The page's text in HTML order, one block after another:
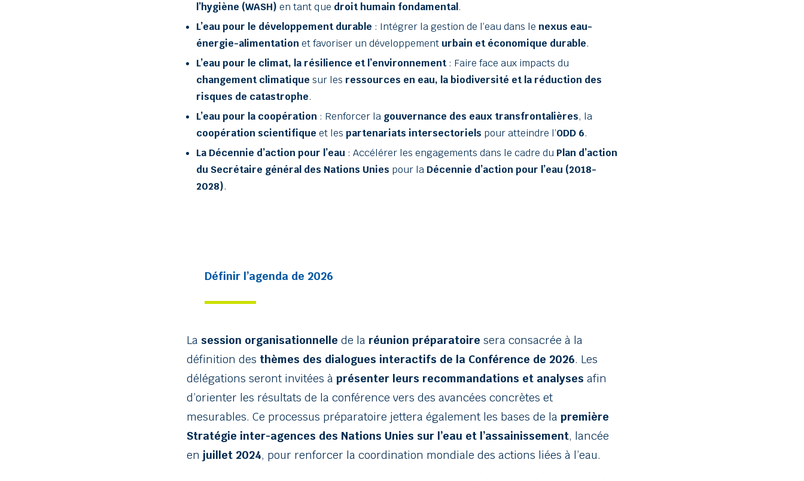
l’hygiène (WASH) en tant que droit humain fondamental .
L’eau pour le développement durable : Intégrer la gestion de l’eau dans le nexus eau-
énergie-alimentationet favoriser un développement urbain et économique durable.
L’eau pour le climat, la résilience et l’environnement: Faire face aux impacts du
changement climatique sur les ressources en eau, la biodiversité et la réduction des
risques de catastrophe.
L’eau pour la coopération: Renforcer la gouvernance des eaux transfrontalières, la
coopération scientifique et les partenariats intersectoriels pour atteindre l’ODD 6.
La Décennie d’action pour l’eau: Accélérer les engagements dans le cadre du Plan d’action
du Secrétaire général des Nations Unies pour la Décennie d’action pour l’eau (2018-
2028).
Définir l’agenda de 2026
La session organisationnelle de la réunion préparatoire sera consacrée à la
définition des thèmes des dialogues interactifs de la Conférence de 2026. Les
délégations seront invitées à présenter leurs recommandations et analyses afin
d’orienter les résultats de la conférence vers des avancées concrètes et
mesurables. Ce processus préparatoire jettera également les bases de la première
Stratégie inter-agences des Nations Unies sur l’eau et l’assainissement, lancée
en juillet 2024, pour renforcer la coordination mondiale des actions liées à l’eau.